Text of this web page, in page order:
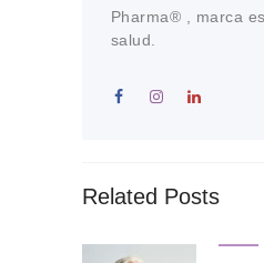
Pharma® , marca
salud.
Related Posts